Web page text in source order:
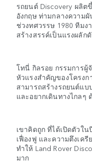
รถยนต์ Discovery ผลิ
อังกฤษ ท่ามกลางความ
ช่วงทศวรรษ 1980 ทีมง
สร้างสรรค์เป็นแรงผลัก
โทนี่ กิลรอย กรรมการผู้
หัวแรงสำคัญของโครงก
สามารถสร้างรถยนต์แ
และอยากเดินทางไกลๆ
เขาคิดถูก ที่ได้เปิดตัวใ
เฟื่องฟู และความตึงเครี
ทำให้ Land Rover
มาก